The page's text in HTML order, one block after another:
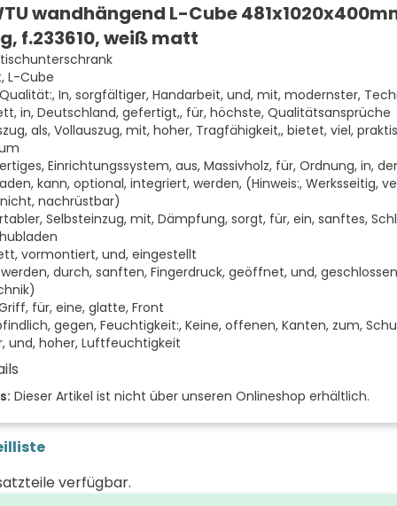
wandhängend L-Cube
f.233610, weiß matt
L-Cube
Qualität:, In, sorgfältiger, Handarbeit, und, mit, modernster,
in, Deutschland, gefertigt,, für, höchste, Qualitätsansprüche
als, Vollauszug, mit, hoher, Tragfähigkeit,, bietet, viel,
Einrichtungssystem, aus, Massivholz, für, Ordnung, in,
kann, optional, integriert, werden, (Hinweis:, Werksseitig,
nachrüstbar)
Selbsteinzug, mit, Dämpfung, sorgt, für, ein, sanftes,
vormontiert, und, eingestellt
durch, sanften, Fingerdruck, geöffnet, und,
für, eine, glatte, Front
gegen, Feuchtigkeit:, Keine, offenen, Kanten, zum,
und, hoher, Luftfeuchtigkeit
der Fächer (Stück)
der Türen (Stück)
Dieser Artikel ist nicht über unseren Onlineshop erhältlich.
verfügbar.